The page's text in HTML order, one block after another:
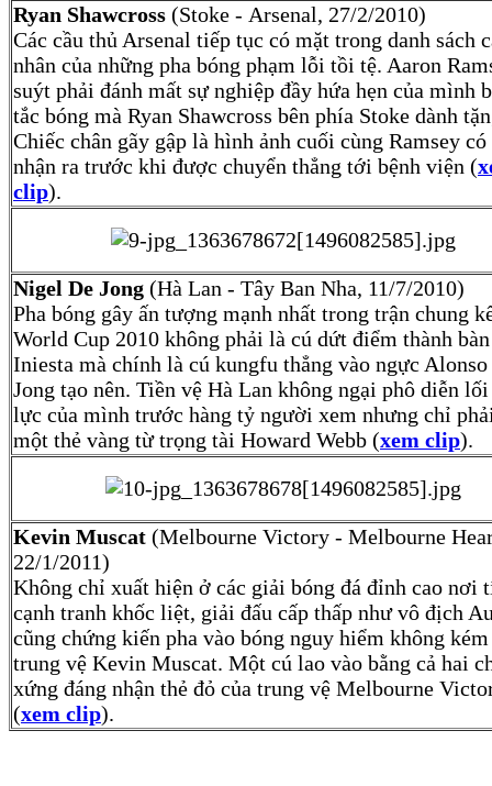
Ryan Shawcross (Stoke - Arsenal, 27/2/2010)
Các cầu thủ Arsenal tiếp tục có mặt trong danh sách
nhân của những pha bóng phạm lỗi tồi tệ. Aaron
suýt phải đánh mất sự nghiệp đầy hứa hẹn của mình
tắc bóng mà Ryan Shawcross bên phía Stoke dành
Chiếc chân gãy gập là hình ảnh cuối cùng Ramsey có
nhận ra trước khi được chuyển thẳng tới bệnh viện (
clip).
Nigel De Jong (Hà Lan - Tây Ban Nha, 11/7/2010)
Pha bóng gây ấn tượng mạnh nhất trong trận chung
World Cup 2010 không phải là cú dứt điểm thành
Iniesta mà chính là cú kungfu thẳng vào ngực Alonso
Jong tạo nên. Tiền vệ Hà Lan không ngại phô diễn lối
lực của mình trước hàng tỷ người xem nhưng chỉ
một thẻ vàng từ trọng tài Howard Webb (xem clip).
Kevin Muscat (Melbourne Victory - Melbourne
22/1/2011)
Không chỉ xuất hiện ở các giải bóng đá đỉnh cao nơi
cạnh tranh khốc liệt, giải đấu cấp thấp như vô địch
cũng chứng kiến pha vào bóng nguy hiểm không kém
trung vệ Kevin Muscat. Một cú lao vào bằng cả hai
xứng đáng nhận thẻ đỏ của trung vệ Melbourne
(xem clip).